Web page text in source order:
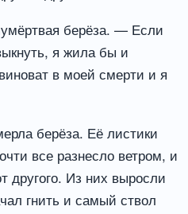
берёза. — Если
я жила бы и
в моей смерти и я
берёза. Её листики
все разнесло ветром, и
другого. Из них выросли
гнить и самый ствол